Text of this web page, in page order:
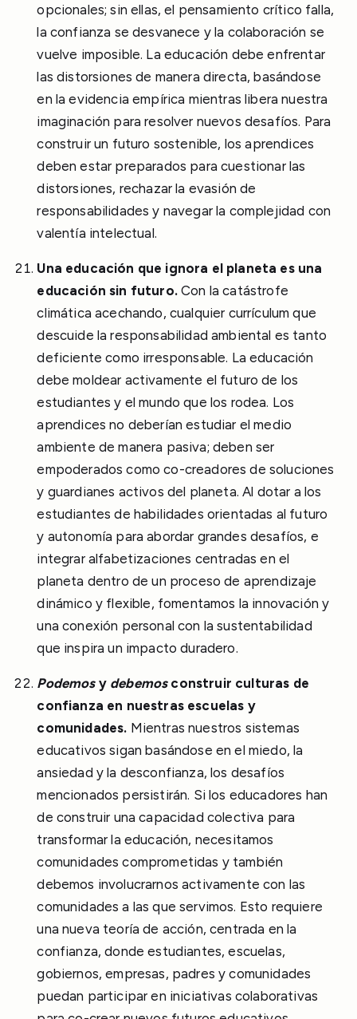
opcionales; sin ellas, el pensamiento crítico falla,
la confianza se desvanece y la colaboración se
vuelve imposible. La educación debe enfrentar
las distorsiones de manera directa, basándose
en la evidencia empírica mientras libera nuestra
imaginación para resolver nuevos desafíos. Para
construir un futuro sostenible, los aprendices
deben estar preparados para cuestionar las
distorsiones, rechazar la evasión de
responsabilidades y navegar la complejidad con
valentía intelectual.
Una educación que ignora el planeta es una
educación sin futuro.Con la catástrofe
climática acechando, cualquier currículum que
descuide la responsabilidad ambiental es tanto
deficiente como irresponsable. La educación
debe moldear activamente el futuro de los
estudiantes y el mundo que los rodea. Los
aprendices no deberían estudiar el medio
ambiente de manera pasiva; deben ser
empoderados como co-creadores de soluciones
y guardianes activos del planeta. Al dotar a los
estudiantes de habilidades orientadas al futuro
y autonomía para abordar grandes desafíos, e
integrar alfabetizaciones centradas en el
planeta dentro de un proceso de aprendizaje
dinámico y flexible, fomentamos la innovación y
una conexión personal con la sustentabilidad
que inspira un impacto duradero.
Podemos y debemosconstruir culturas de
confianza en nuestras escuelas y
comunidades. Mientras nuestros sistemas
educativos sigan basándose en el miedo, la
ansiedad y la desconfianza, los desafíos
mencionados persistirán. Si los educadores han
de construir una capacidad colectiva para
transformar la educación, necesitamos
comunidades comprometidas y también
debemos involucrarnos activamente con las
comunidades a las que servimos. Esto requiere
una nueva teoría de acción, centrada en la
confianza, donde estudiantes, escuelas,
gobiernos, empresas, padres y comunidades
puedan participar en iniciativas colaborativas